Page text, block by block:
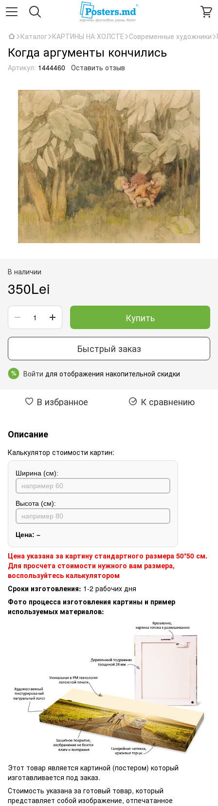
Каталог КАРТИНЫ НА ХОЛСТЕ Современные художники
Когда аргументы кончились
Артикул: 1444460 Оставить отзыв
В наличии
350Lei
Купить
Быстрый заказ
% Войти для отображения накопительной скидки
В избранное К сравнению
Описание
Калькулятор стоимости картин:
Ширина (см):
Высота (см):
Цена: –
Цена указана за картину стандартного размера 50*50 см.
Для просчета стоимости нужного вам размера,
воспользуйтесь калькулятором
Сроки изготовления: 1-2 рабочих дня
Фото процесса изготовления картины и пример
используемых материалов:
Этот товар является картиной (постером) который
изготавливается под заказ.
Стоимость указана за готовый товар, который
представляет собой изображение, отпечатанное